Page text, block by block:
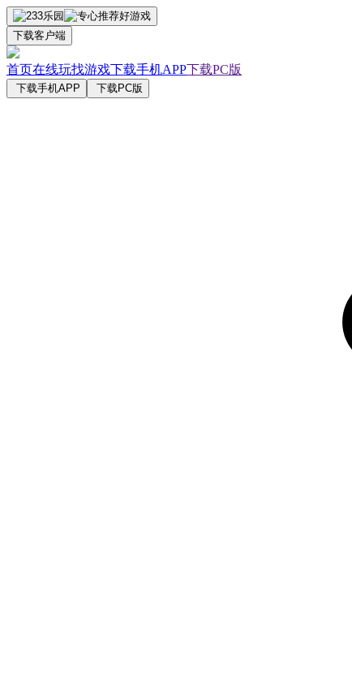
下载客户端
首页在线玩找游戏下载手机APP下载PC版
下载手机APP 下载PC版